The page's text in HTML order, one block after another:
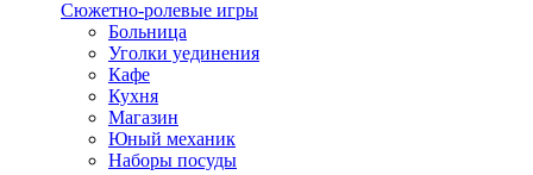
Сюжетно-ролевые игры
Больница
Уголки уединения
Кафе
Кухня
Магазин
Юный механик
Наборы посуды